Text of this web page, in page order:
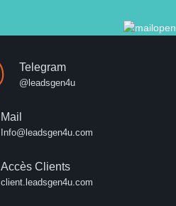
Telegram
@leadsgen4u
Mail
Info@leadsgen4u.com
Accès Clients
client.leadsgen4u.com